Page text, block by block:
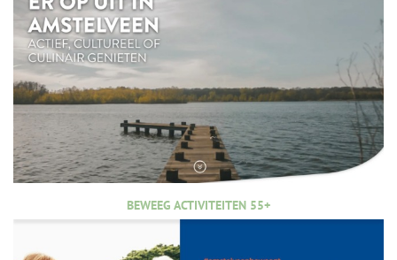
BEWEEG ACTIVITEITEN 55+